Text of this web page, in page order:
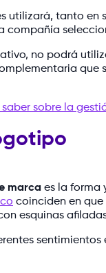
utilizará, tanto
compañía
no podrá
que
sobre la
marca es la forma
coinciden en
esquinas